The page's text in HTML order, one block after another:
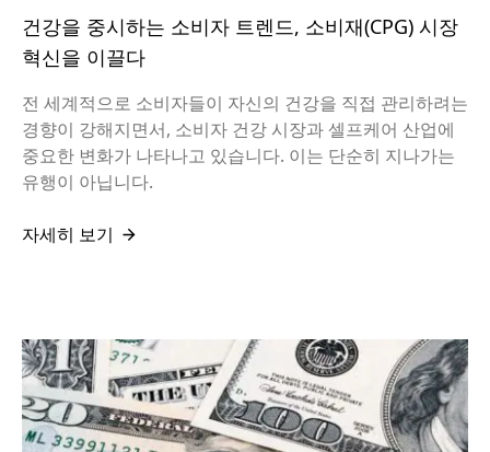
건강을 중시하는 소비자 트렌드, 소비재(CPG) 시장
혁신을 이끌다
전 세계적으로 소비자들이 자신의 건강을 직접 관리하려는
경향이 강해지면서, 소비자 건강 시장과 셀프케어 산업에
중요한 변화가 나타나고 있습니다. 이는 단순히 지나가는
유행이 아닙니다.
자세히 보기